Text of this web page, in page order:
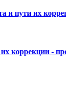
и пути их
коррекции -